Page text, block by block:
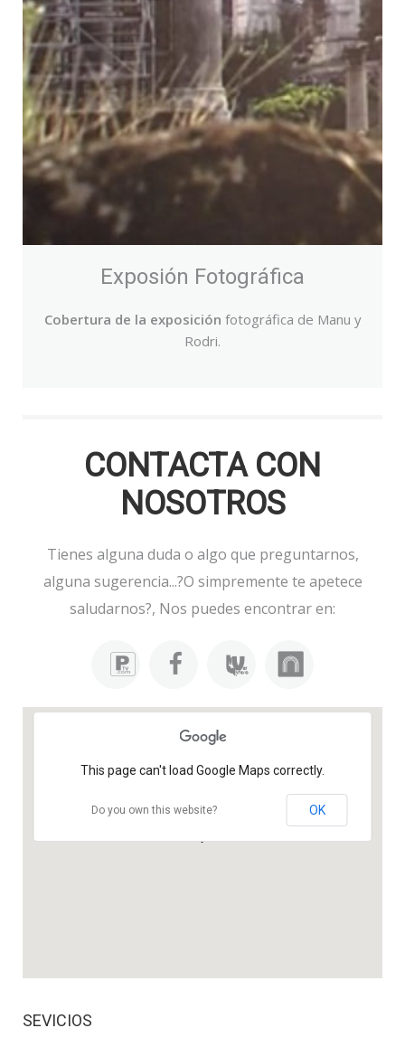
Exposión Fotográfica
Cobertura de la exposición fotográfica de Manu y
Rodri.
CONTACTA CON
NOSOTROS
Tienes alguna duda o algo que preguntarnos,
alguna sugerencia...?O simpremente te apetece
saludarnos?, Nos puedes encontrar en:
This page can't load Google Maps correctly.
Do you own this website? OK
SEVICIOS